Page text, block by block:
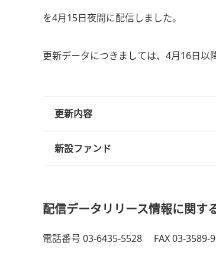
を4月15日夜間に配信しました。
更新データにつきましては、4月16日以
更新内容
新設ファンド
配信データリリース情報に関
電話番号 03-6435-5528 FAX 03-3589-